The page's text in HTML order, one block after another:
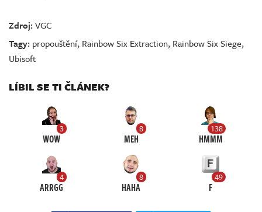
Zdroj:VGC
Tagy: propouštění, Rainbow Six Extraction, Rainbow Six Siege,
Ubisoft
LÍBIL SE TI ČLÁNEK?
3
WOW
8
MEH
138
HMMM
4
ARRGG
8
HAHA
49
F